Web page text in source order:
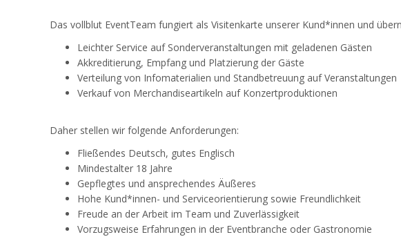
Das vollblut EventTeam fungiert als Visitenkarte unserer Kund*innen und
Leichter Service auf Sonderveranstaltungen mit geladenen Gästen
Akkreditierung, Empfang und Platzierung der Gäste
Verteilung von Infomaterialien und Standbetreuung auf Veranstaltungen
Verkauf von Merchandiseartikeln auf Konzertproduktionen
Daher stellen wir folgende Anforderungen:
Fließendes Deutsch, gutes Englisch
Mindestalter 18 Jahre
Gepflegtes und ansprechendes Äußeres
Hohe Kund*innen- und Serviceorientierung sowie Freundlichkeit
Freude an der Arbeit im Team und Zuverlässigkeit
Vorzugsweise Erfahrungen in der Eventbranche oder Gastronomie